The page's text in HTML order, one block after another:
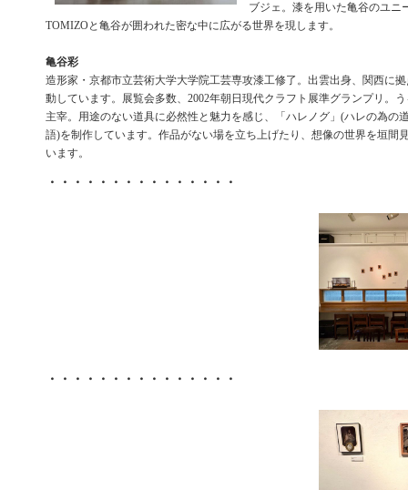
ブジェ。漆を用いた亀谷のユニ
TOMIZOと亀谷が囲われた密な中に広がる世界を現します。
亀谷彩
造形家・京都市立芸術大学大学院工芸専攻漆工修了。出雲出身、関西に
動しています。展覧会多数、2002年朝日現代クラフト展準グランプリ。
主宰。用途のない道具に必然性と魅力を感じ、「ハレノグ」(ハレの為の
語)を制作しています。作品がない場を立ち上げたり、想像の世界を垣間
います。
・・・・・・・・・・・・・・・
・・・・・・・・・・・・・・・